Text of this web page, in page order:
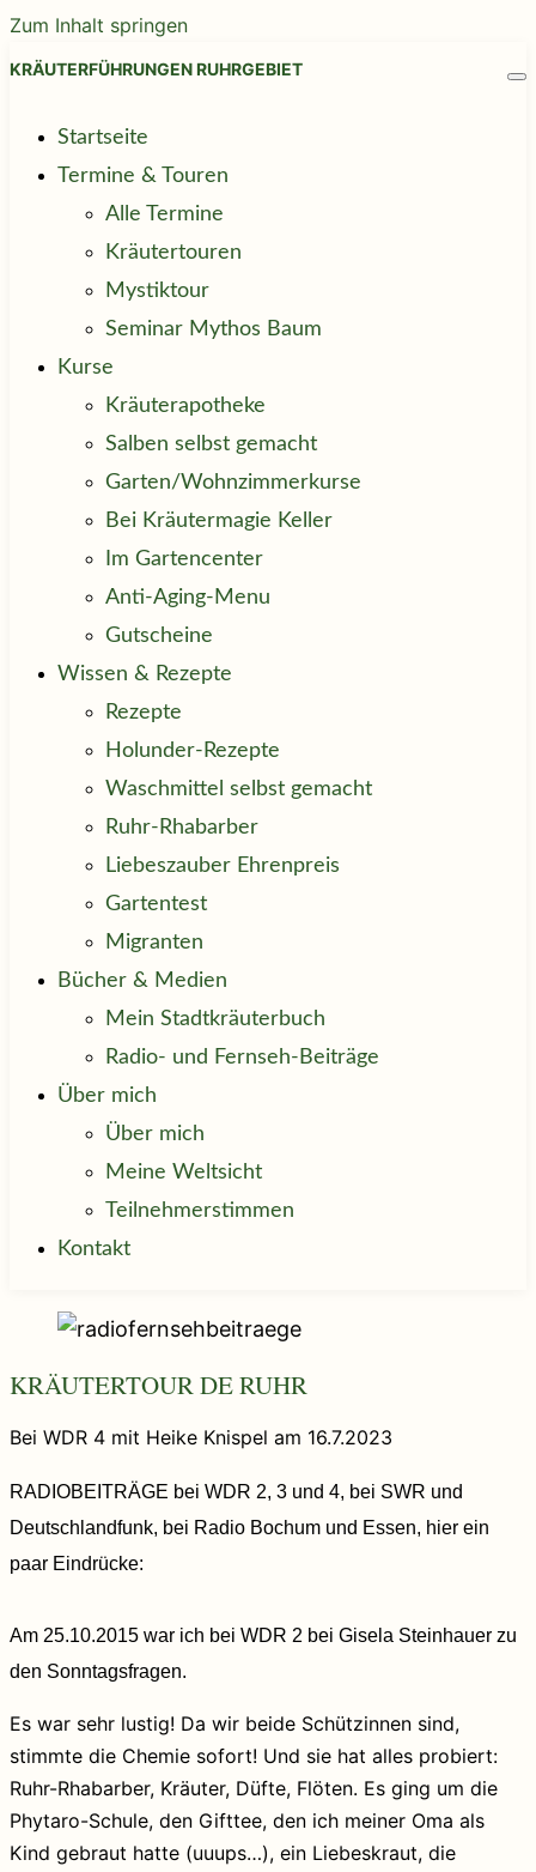
Zum Inhalt springen
KRÄUTERFÜHRUNGEN RUHRGEBIET
Startseite
Termine & Touren
Alle Termine
Kräutertouren
Mystiktour
Seminar Mythos Baum
Kurse
Kräuterapotheke
Salben selbst gemacht
Garten/Wohnzimmerkurse
Bei Kräutermagie Keller
Im Gartencenter
Anti-Aging-Menu
Gutscheine
Wissen & Rezepte
Rezepte
Holunder-Rezepte
Waschmittel selbst gemacht
Ruhr-Rhabarber
Liebeszauber Ehrenpreis
Gartentest
Migranten
Bücher & Medien
Mein Stadtkräuterbuch
Radio- und Fernseh-Beiträge
Über mich
Über mich
Meine Weltsicht
Teilnehmerstimmen
Kontakt
KRÄUTERTOUR DE RUHR
Bei WDR 4 mit Heike Knispel am 16.7.2023
RADIOBEITRÄGE bei WDR 2, 3 und 4, bei SWR und
Deutschlandfunk, bei Radio Bochum und Essen, hier ein
paar Eindrücke:
Am 25.10.2015 war ich bei WDR 2 bei Gisela Steinhauer zu
den Sonntagsfragen.
Es war sehr lustig! Da wir beide Schützinnen sind,
stimmte die Chemie sofort! Und sie hat alles probiert:
Ruhr-Rhabarber, Kräuter, Düfte, Flöten. Es ging um die
Phytaro-Schule, den Gifttee, den ich meiner Oma als
Kind gebraut hatte (uuups…), ein Liebeskraut, die